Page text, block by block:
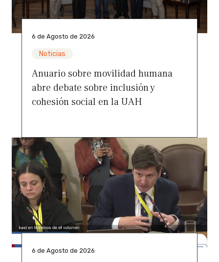
6 de Agosto de 2026
Noticias
Anuario sobre movilidad humana
abre debate sobre inclusión y
cohesión social en la UAH
6 de Agosto de 2026